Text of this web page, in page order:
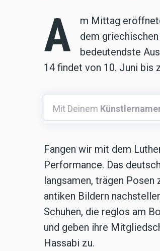
A
m Mittag
dem
bedeutendste
14 findet von 10. Juni bis
Deinem
Netzwerk
Mit Deinem
Fangen wir mit dem
Performance. Das
langsamen, trägen
antiken Bildern
Schuhen, die reglos am
und geben ihre
Hassabi zu.